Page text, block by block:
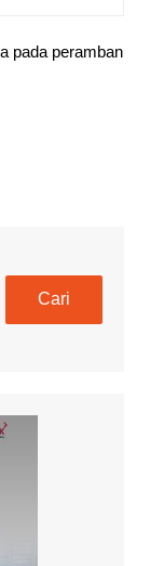
pada peramban
Cari